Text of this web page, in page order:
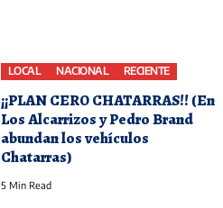
LOCAL NACIONAL RECIENTE
¡¡PLAN CERO CHATARRAS!! (En
Los Alcarrizos y Pedro Brand
abundan los vehículos
Chatarras)
5 Min Read